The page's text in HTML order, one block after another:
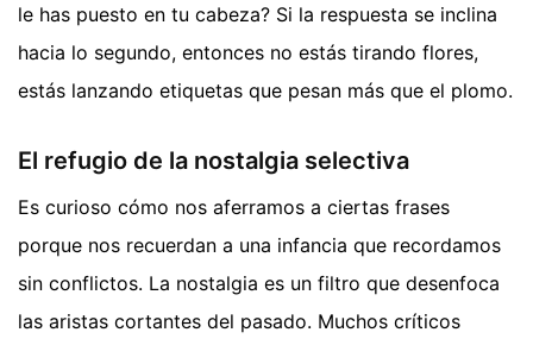
le has puesto en tu cabeza? Si la respuesta se inclina
hacia lo segundo, entonces no estás tirando flores,
estás lanzando etiquetas que pesan más que el plomo.
El refugio de la nostalgia selectiva
Es curioso cómo nos aferramos a ciertas frases
porque nos recuerdan a una infancia que recordamos
sin conflictos. La nostalgia es un filtro que desenfoca
las aristas cortantes del pasado. Muchos críticos